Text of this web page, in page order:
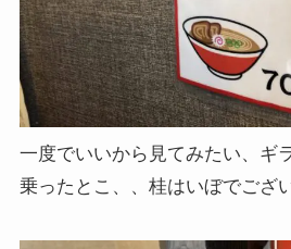
一度でいいから見てみたい、ギ
乗ったとこ、、桂はいぼでござい